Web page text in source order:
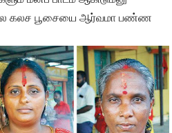
கலச பூசையை ஆர்வமா பண்ண